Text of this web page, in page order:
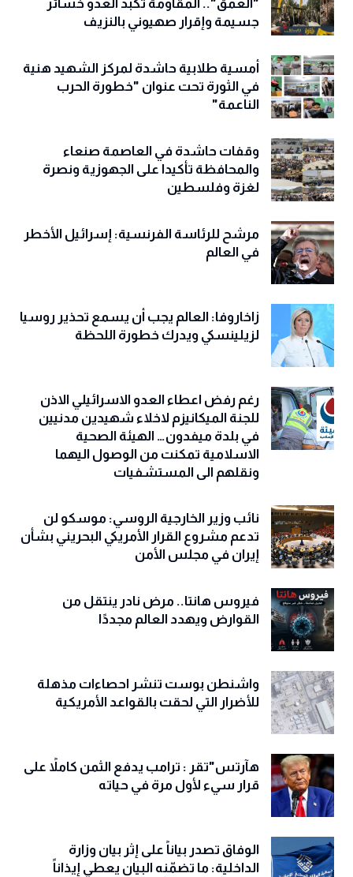
"العمق".. المقاومة تكبّد العدو خسائر
جسيمة وإقرار صهيوني بالنزيف
أمسية طلابية حاشدة لمركز الشهيد هنية
في الثورة تحت عنوان "خطورة الحرب
الناعمة"
وقفات حاشدة في العاصمة صنعاء
والمحافظة تأكيدا على الجهوزية ونصرة
لغزة وفلسطين
مرشح للرئاسة الفرنسية: إسرائيل الأخطر
في العالم
زاخاروفا: العالم يجب أن يسمع تحذير روسيا
لزيلينسكي ويدرك خطورة اللحظة
رغم رفض اعطاء العدو الاسرائيلي الاذن
للجنة الميكانيزم لاخلاء شهيدين مدنيين
في بلدة ميفدون… الهيئة الصحية
الاسلامية تمكنت من الوصول اليهما
ونقلهم الى المستشفيات
نائب وزير الخارجية الروسي: موسكو لن
تدعم مشروع القرار الأمريكي البحريني بشأن
إيران في مجلس الأمن
فيروس هانتا.. مرض نادر ينتقل من
القوارض ويهدد العالم مجددًا
واشنطن بوست تنشر احصاءات مذهلة
للأضرار التي لحقت بالقواعد الأمريكية
هآرتس"تقر : ترامب يدفع الثمن كاملاً على
قرار سيء لأول مرة في حياته
الوفاق تصدر بياناً على إثر بيان وزارة
الداخلية: ما تضمّنه البيان يعطي إيذاناً